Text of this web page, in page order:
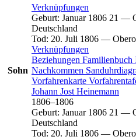
Sohn
Verknüpfungen
Geburt: Januar 1806 21 —
Deutschland
Tod: 20. Juli 1806 —
Verknüpfungen
Beziehungen Familienbuch
Nachkommen
Vorfahrenkarte
Johann Jost Heinemann
1806–1806
Geburt: Januar 1806 21 —
Deutschland
Tod: 20. Juli 1806 —